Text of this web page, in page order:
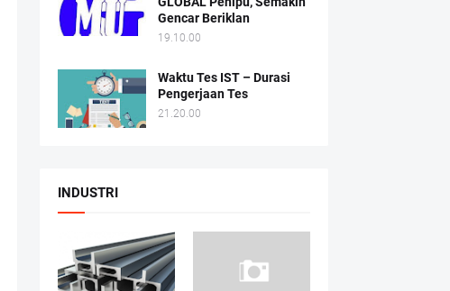
Gencar Beriklan
19.10.00
Waktu Tes IST – Durasi
Pengerjaan Tes
21.20.00
INDUSTRI